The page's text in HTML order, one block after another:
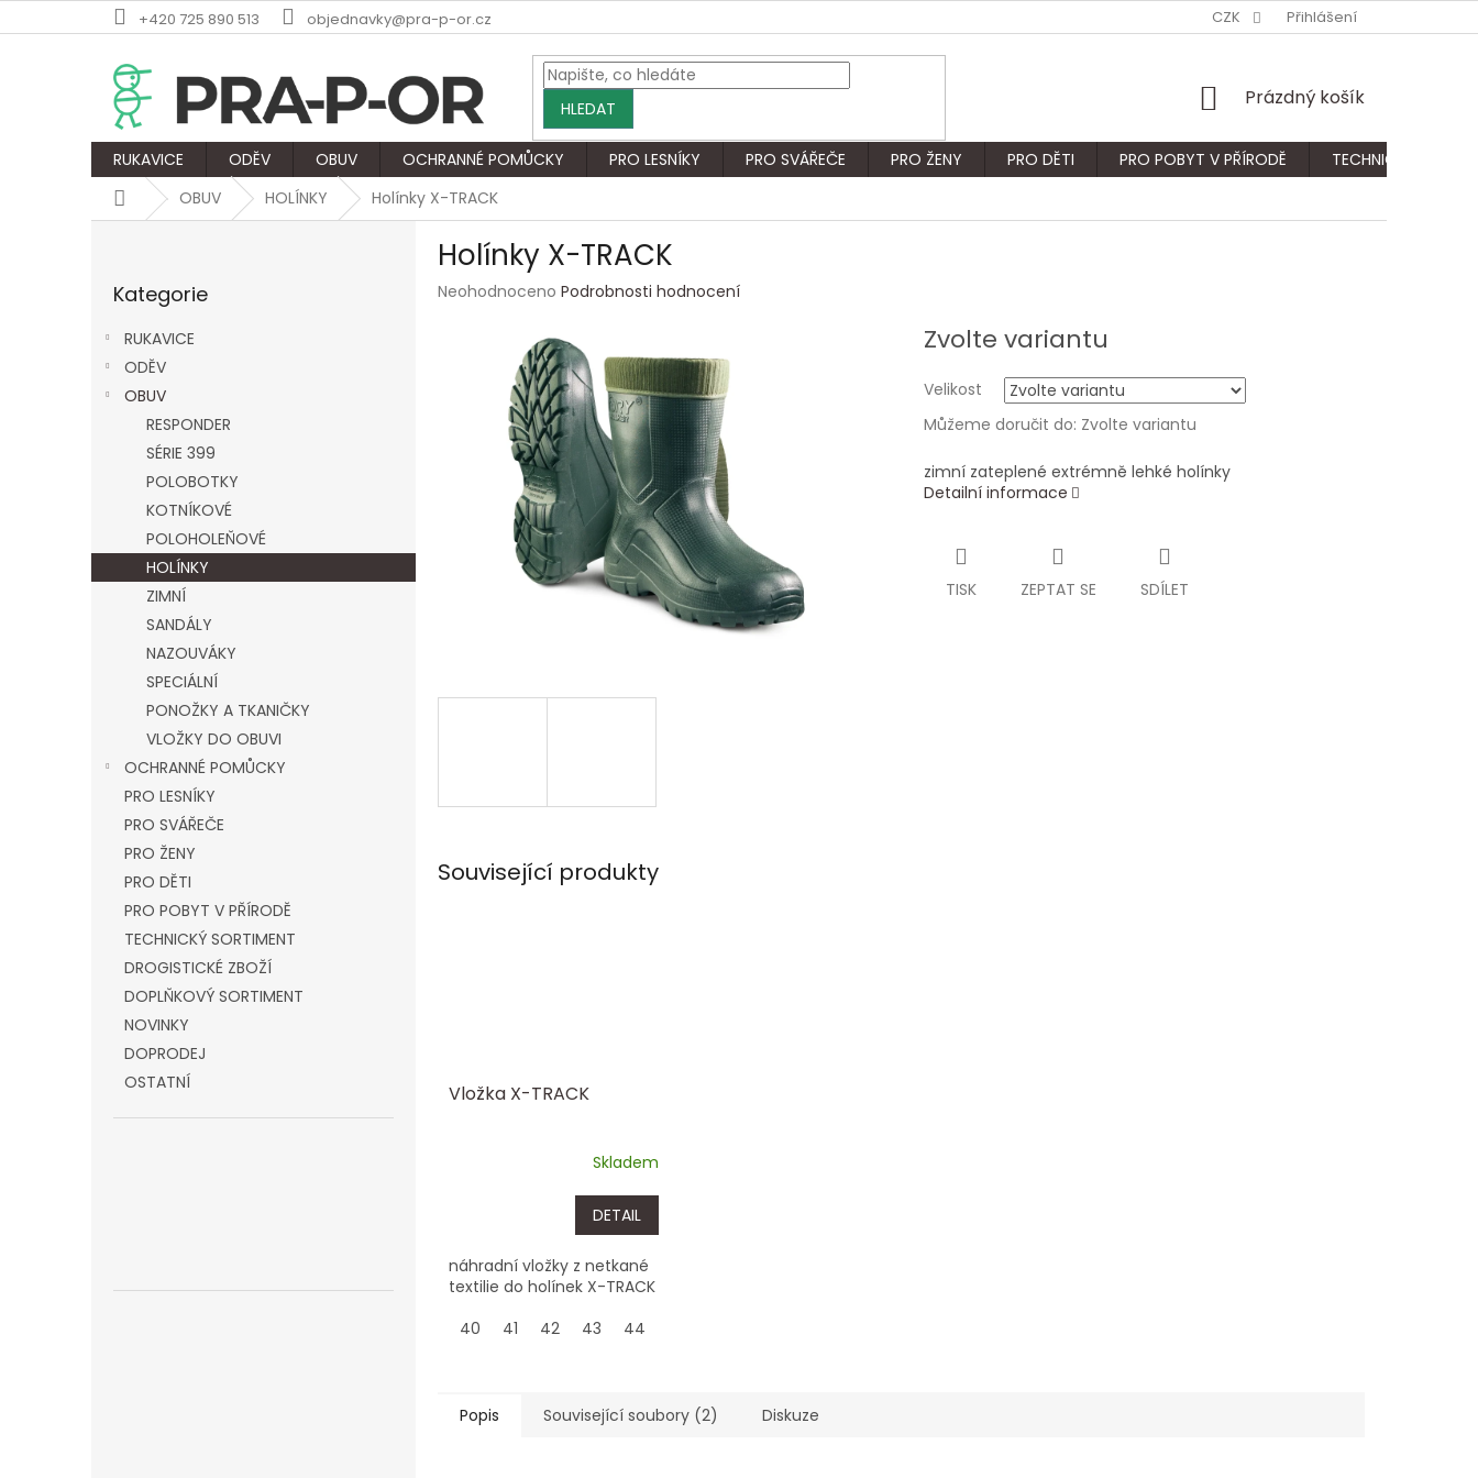
na
+420 725 890 513 objednavky@pra-p-or.cz CZK Přihlášení
HLEDAT
NÁKUPNÍ
Prázdný košík
RUKAVICE ODĚV OBUV OCHRANNÉ POMŮCKY PRO LESNÍKY PRO SVÁŘEČE PRO ŽENY PRO DĚTI PRO POBYT V PŘÍRODĚ
TECHNICKÝ
DomůOBUV HOLÍNKY Holínky X-TRACK
l
kategorie
Kategorie
RUKAVICE
ODĚV
OBUV
RESPONDER
SÉRIE 399
POLOBOTKY
KOTNÍKOVÉ
POLOHOLEŇOVÉ
HOLÍNKY
ZIMNÍ
SANDÁLY
NAZOUVÁKY
SPECIÁLNÍ
PONOŽKY A TKANIČKY
VLOŽKY DO OBUVI
OCHRANNÉ POMŮCKY
PRO LESNÍKY
PRO SVÁŘEČE
PRO ŽENY
PRO DĚTI
PRO POBYT V PŘÍRODĚ
TECHNICKÝ SORTIMENT
DROGISTICKÉ ZBOŽÍ
DOPLŇKOVÝ SORTIMENT
NOVINKY
DOPRODEJ
OSTATNÍ
Holínky X-TRACK
Průměrné
hvězdiček.
Neohodnoceno Podrobnosti hodnocení
Zvolte variantu
Velikost
Můžeme doručit do: Zvolte variantu
zimní zateplené extrémně lehké holínky
Detailní informace
TISK ZEPTAT SE SDÍLET
Související produkty
Vložka X-TRACK
Skladem
DETAIL
náhradní vložky z netkané
textilie do holínek X-TRACK
40
41 42 43 44
Popis Související soubory (2) Diskuze